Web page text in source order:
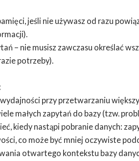
jeśli nie używasz od razu
– nie musisz zawczasu określać
potrzeby).
przy przetwarzaniu
małych zapytań do bazy (tzw.
kiedy nastąpi pobranie danych:
co może być mniej oczywiste
otwartego kontekstu bazy